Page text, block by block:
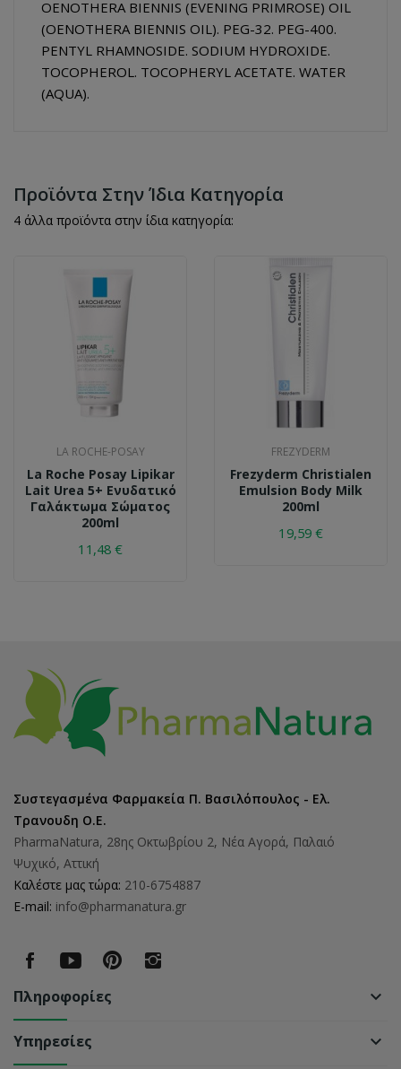
OENOTHERA BIENNIS (EVENING PRIMROSE) OIL
(OENOTHERA BIENNIS OIL). PEG-32. PEG-400.
PENTYL RHAMNOSIDE. SODIUM HYDROXIDE.
TOCOPHEROL. TOCOPHERYL ACETATE. WATER
(AQUA).
Προϊόντα Στην Ίδια Κατηγορία
4 άλλα προϊόντα στην ίδια κατηγορία:
LA ROCHE-POSAY
La Roche Posay Lipikar
Lait Urea 5+ Ενυδατικό
Γαλάκτωμα Σώματος
200ml
11,48 €
FREZYDERM
Frezyderm Christialen
Emulsion Body Milk
200ml
19,59 €
Συστεγασμένα Φαρμακεία Π. Βασιλόπουλος - Ελ.
Τρανουδη Ο.Ε.
PharmaNatura, 28ης Οκτωβρίου 2, Νέα Αγορά, Παλαιό
Ψυχικό, Αττική
Καλέστε μας τώρα: 210-6754887
E-mail: info@pharmanatura.gr
Πληροφορίες keyboard_arrow_down
Υπηρεσίες keyboard_arrow_down